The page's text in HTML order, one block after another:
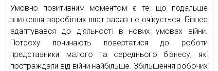
Умовно позитивним моментом є те, що подальше
зниження заробітних плат зараз не очікується. Бізнес
адаптувався до діяльності в нових умовах війни.
Потроху починають повертатися до роботи
представники малого та середнього бізнесу, які
постраждали від війни найбільше. Збільшення робочих